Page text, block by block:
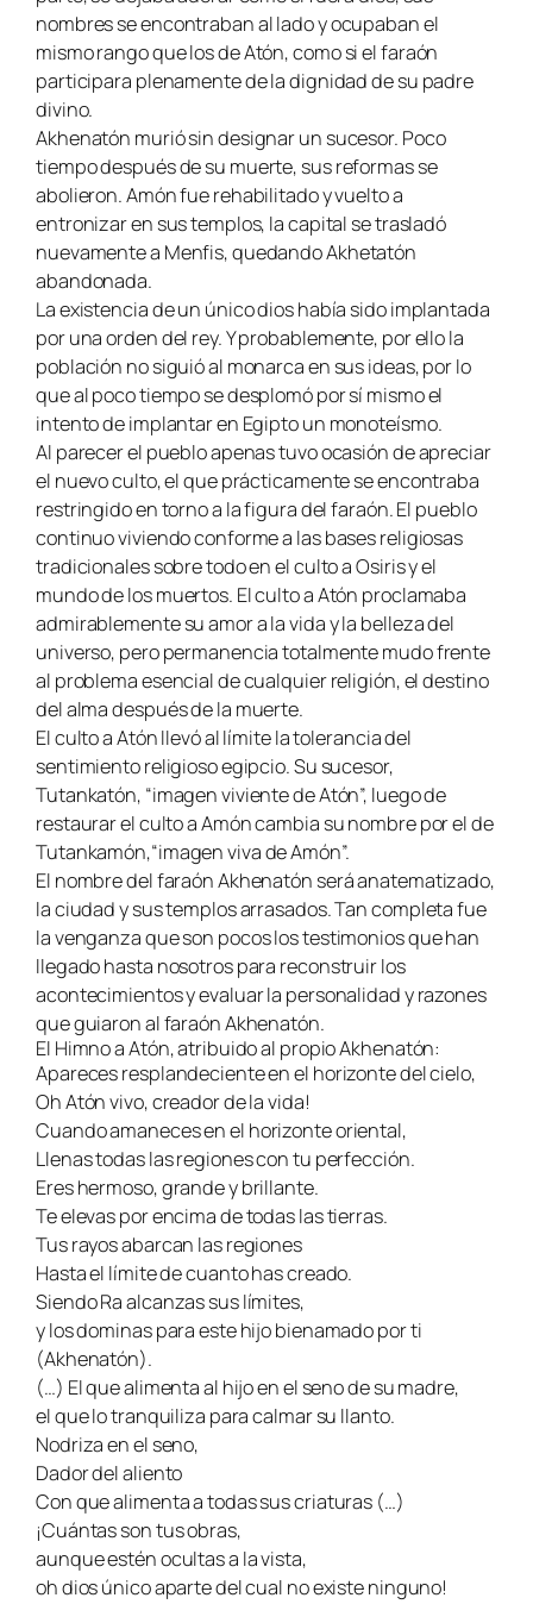
nombres se encontraban al lado y ocupaban el
mismo rango que los de Atón, como si el faraón
participara plenamente de la dignidad de su padre
divino.
Akhenatón murió sin designar un sucesor. Poco
tiempo después de su muerte, sus reformas se
abolieron. Amón fue rehabilitado y vuelto a
entronizar en sus templos, la capital se trasladó
nuevamente a Menfis, quedando Akhetatón
abandonada.
La existencia de un único dios había sido implantada
por una orden del rey. Y probablemente, por ello la
población no siguió al monarca en sus ideas, por lo
que al poco tiempo se desplomó por sí mismo el
intento de implantar en Egipto un monoteísmo.
Al parecer el pueblo apenas tuvo ocasión de apreciar
el nuevo culto, el que prácticamente se encontraba
restringido en torno a la figura del faraón. El pueblo
continuo viviendo conforme a las bases religiosas
tradicionales sobre todo en el culto a Osiris y el
mundo de los muertos. El culto a Atón proclamaba
admirablemente su amor a la vida y la belleza del
universo, pero permanencia totalmente mudo frente
al problema esencial de cualquier religión, el destino
del alma después de la muerte.
El culto a Atón llevó al límite la tolerancia del
sentimiento religioso egipcio. Su sucesor,
Tutankatón, “imagen viviente de Atón”, luego de
restaurar el culto a Amón cambia su nombre por el de
Tutankamón,“imagen viva de Amón”.
El nombre del faraón Akhenatón será anatematizado,
la ciudad y sus templos arrasados. Tan completa fue
la venganza que son pocos los testimonios que han
llegado hasta nosotros para reconstruir los
acontecimientos y evaluar la personalidad y razones
que guiaron al faraón Akhenatón.
El Himno a Atón, atribuido al propio Akhenatón:
Apareces resplandeciente en el horizonte del cielo,
Oh Atón vivo, creador de la vida!
Cuando amaneces en el horizonte oriental,
Llenas todas las regiones con tu perfección.
Eres hermoso, grande y brillante.
Te elevas por encima de todas las tierras.
Tus rayos abarcan las regiones
Hasta el límite de cuanto has creado.
Siendo Ra alcanzas sus límites,
y los dominas para este hijo bienamado por ti
(Akhenatón).
(…) El que alimenta al hijo en el seno de su madre,
el que lo tranquiliza para calmar su llanto.
Nodriza en el seno,
Dador del aliento
Con que alimenta a todas sus criaturas (…)
¡Cuántas son tus obras,
aunque estén ocultas a la vista,
oh dios único aparte del cual no existe ninguno!